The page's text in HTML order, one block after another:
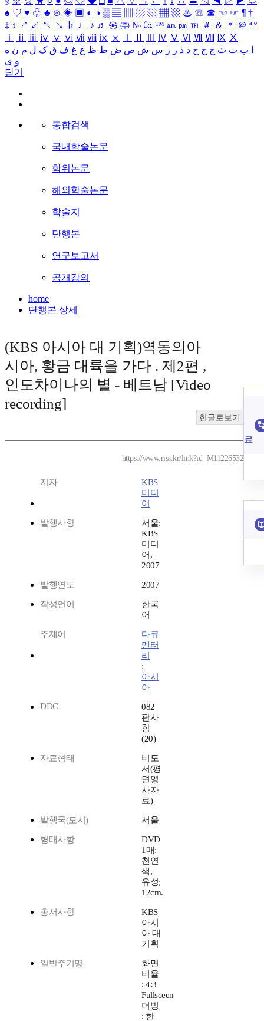
♠ ♡ ♥ ♧ ♣ ⊙ ◈ ▣ ◐ ◑ ▒ ▤ ▨ ▧ ▦ ▩ ♨ ☏ ☎ ☜ ☞ ¶ †
‡ ↕ ↗ ↙ ↖ ↘ ♭ ♩ ♪ ♬ ㉿ ㈜ № ㏇ ™ ㏂ ㏘ ℡ ＃ ＆ ＊ ＠ ª º
ⅰ
ⅱ ⅲ ⅳ ⅴ ⅵ ⅶ ⅷ ⅸ ⅹ Ⅳ Ⅴ Ⅵ Ⅶ Ⅷ Ⅸ Ⅹ
ب ت ث ج ح خ د ذ ر ز س ش ص ض ط ظ ع غ ف ق ک ل م ن ه
و ی
닫기
통합검색
국내학술논문
학위논문
해외학술논문
학술지
단행본
연구보고서
공개강의
home
단행본 상세
(KBS 아시아 대 기획)역동의아
시아, 황금 대륙을 가다 . 제2편 ,
인도차이나의 별 - 베트남 [Video
recording]
한글로보기
https://www.riss.kr/link?id=M11226532
저자
KBS
미디
어
발행사항
서울:
KBS
미디
어,
2007
발행연도 2007
작성언어
한국
어
주제어
다큐
멘터
리
;
아시
아
DDC
082
판사
항
(20)
자료형태
비도
서(평
면영
사자
료)
발행국(도시) 서울
형태사항
DVD
1매:
천연
색,
유성;
12cm.
총서사항
KBS
아시
아 대
기획
일반주기명
화면
비율
: 4:3
Fullsceen
더빙
: 한
료